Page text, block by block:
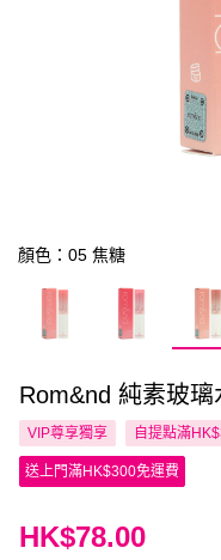
顏色：05 焦糖
Rom&nd 純素玻
VIP尊享獨享 自提點滿
送上門滿HK$300免運費
HK$78.00